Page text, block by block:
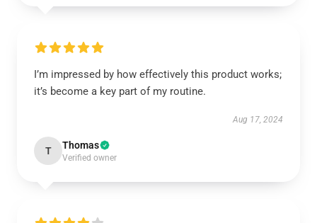
I’m impressed by how effectively this product works;
it’s become a key part of my routine.
Aug 17, 2024
T Thomas
Verified owner